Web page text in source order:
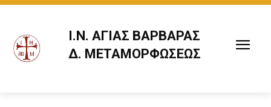
Ι.Ν. ΑΓΙΑΣ ΒΑΡΒΑΡΑΣ
Δ. ΜΕΤΑΜΟΡΦΩΣΕΩΣ